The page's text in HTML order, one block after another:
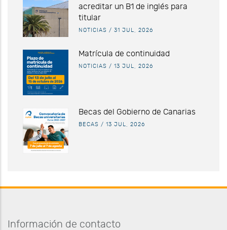
acreditar un B1 de inglés para
titular
NOTICIAS / 31 JUL, 2026
Matrícula de continuidad
NOTICIAS / 13 JUL, 2026
Becas del Gobierno de Canarias
BECAS / 13 JUL, 2026
Información de contacto